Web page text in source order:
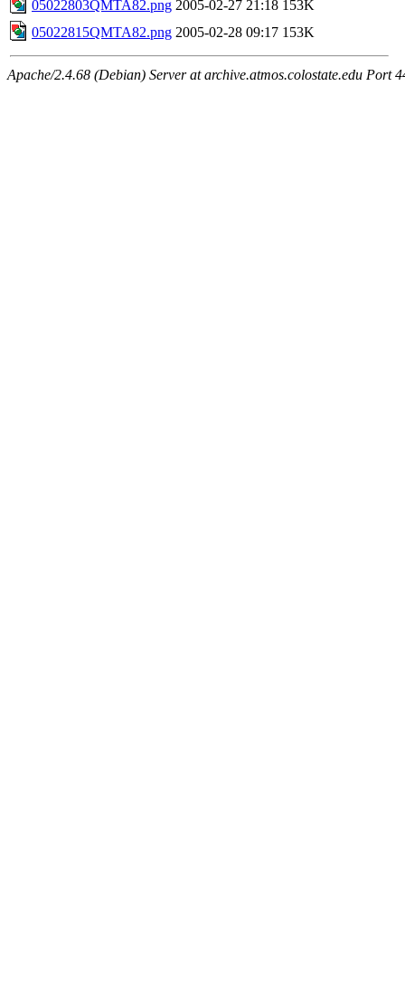
05022803QMTA82.png 2005-02-27 21:18 153K
05022815QMTA82.png 2005-02-28 09:17 153K
Apache/2.4.68 (Debian) Server at archive.atmos.colostate.edu Port